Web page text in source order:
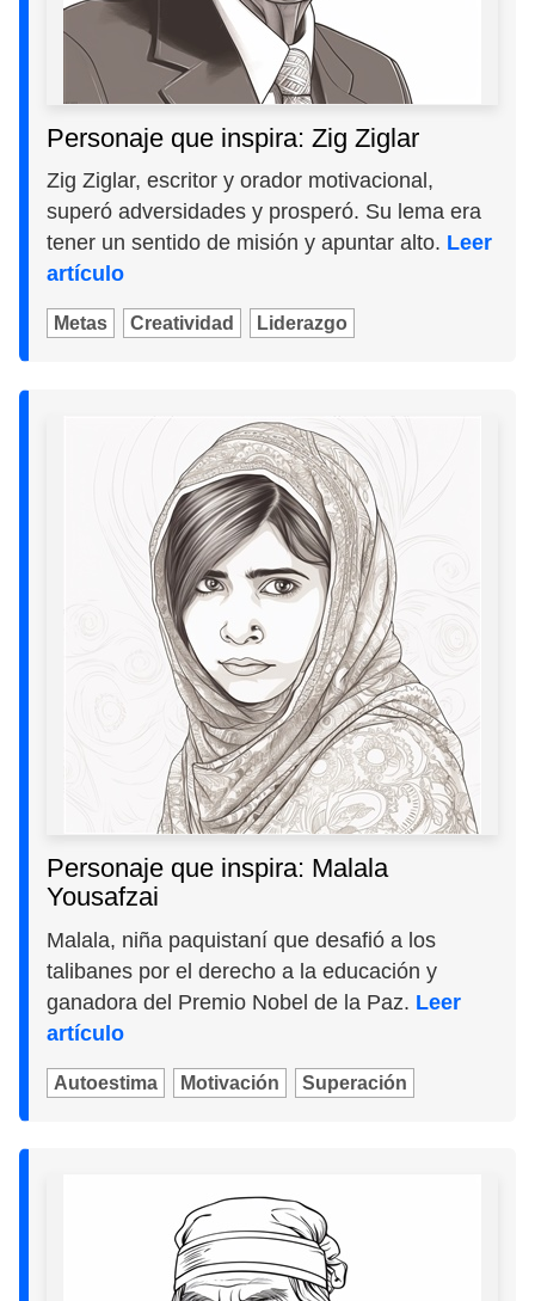
Personaje que inspira: Zig Ziglar
Zig Ziglar, escritor y orador motivacional,
superó adversidades y prosperó. Su lema era
tener un sentido de misión y apuntar alto. Leer
artículo
Metas Creatividad Liderazgo
Personaje que inspira: Malala
Yousafzai
Malala, niña paquistaní que desafió a los
talibanes por el derecho a la educación y
ganadora del Premio Nobel de la Paz. Leer
artículo
Autoestima Motivación Superación